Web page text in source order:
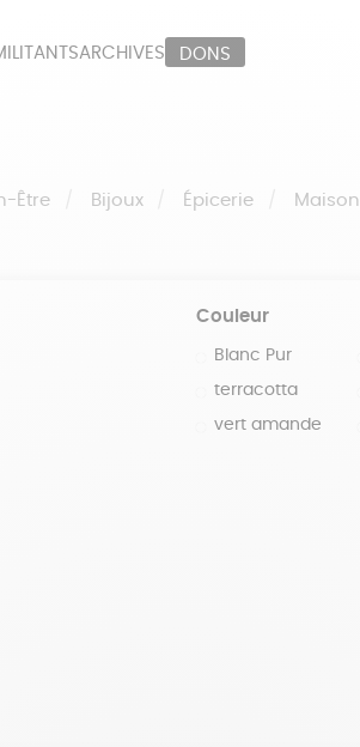
ARCHIVES DONS
Être Bijoux Épicerie Maison
Couleur
Blanc Pur
terracotta
vert amande